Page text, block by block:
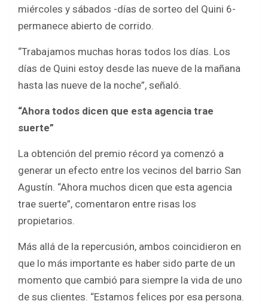
miércoles y sábados -días de sorteo del Quini 6-
permanece abierto de corrido.
“Trabajamos muchas horas todos los días. Los
días de Quini estoy desde las nueve de la mañana
hasta las nueve de la noche”, señaló.
“Ahora todos dicen que esta agencia trae
suerte”
La obtención del premio récord ya comenzó a
generar un efecto entre los vecinos del barrio San
Agustín. “Ahora muchos dicen que esta agencia
trae suerte”, comentaron entre risas los
propietarios.
Más allá de la repercusión, ambos coincidieron en
que lo más importante es haber sido parte de un
momento que cambió para siempre la vida de uno
de sus clientes. “Estamos felices por esa persona.